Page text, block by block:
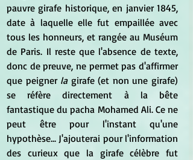
pauvre girafe historique, en janvier 1845,
date à laquelle elle fut empaillée avec
tous les honneurs, et rangée au Muséum
de Paris. Il reste que l'absence de texte,
donc de preuve, ne permet pas d'affirmer
que peigner la girafe (et non une girafe)
se réfère directement à la bête
fantastique du pacha Mohamed Ali. Ce ne
peut être pour l'instant qu'une
hypothèse... J'ajouterai pour l'information
des curieux que la girafe célèbre fut